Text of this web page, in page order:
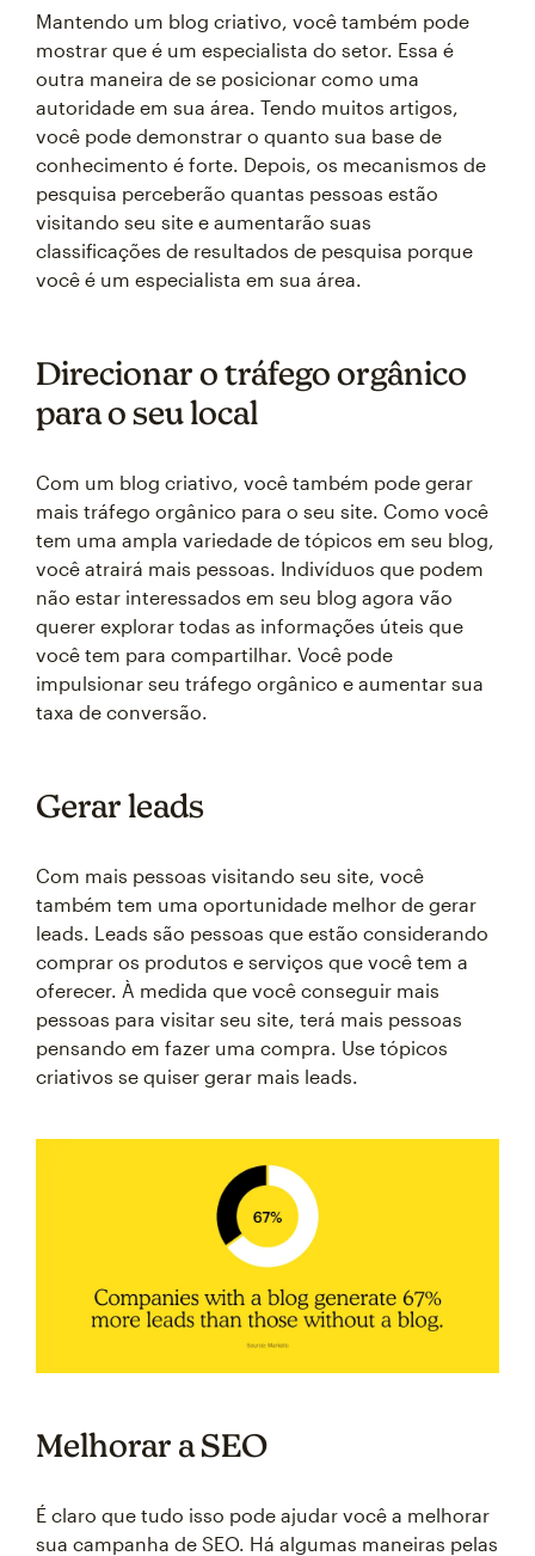
Mantendo um blog criativo, você também pode
mostrar que é um especialista do setor. Essa é
outra maneira de se posicionar como uma
autoridade em sua área. Tendo muitos artigos,
você pode demonstrar o quanto sua base de
conhecimento é forte. Depois, os mecanismos de
pesquisa perceberão quantas pessoas estão
visitando seu site e aumentarão suas
classificações de resultados de pesquisa porque
você é um especialista em sua área.
Direcionar o tráfego orgânico
para o seu local
Com um blog criativo, você também pode gerar
mais tráfego orgânico para o seu site. Como você
tem uma ampla variedade de tópicos em seu blog,
você atrairá mais pessoas. Indivíduos que podem
não estar interessados em seu blog agora vão
querer explorar todas as informações úteis que
você tem para compartilhar. Você pode
impulsionar seu tráfego orgânico e aumentar sua
taxa de conversão.
Gerar leads
Com mais pessoas visitando seu site, você
também tem uma oportunidade melhor de gerar
leads. Leads são pessoas que estão considerando
comprar os produtos e serviços que você tem a
oferecer. À medida que você conseguir mais
pessoas para visitar seu site, terá mais pessoas
pensando em fazer uma compra. Use tópicos
criativos se quiser gerar mais leads.
Melhorar a SEO
É claro que tudo isso pode ajudar você a melhorar
sua campanha de SEO. Há algumas maneiras pelas